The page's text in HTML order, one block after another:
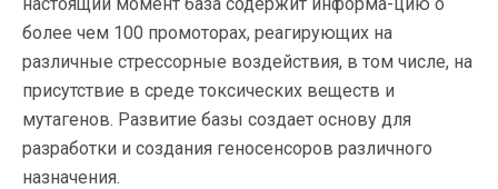
более чем 100 промоторах, реагирующих на
различные стрессорные воздействия, в том числе, на
присутствие в среде токсических веществ и
мутагенов. Развитие базы создает основу для
разработки и создания геносенсоров различного
назначения.